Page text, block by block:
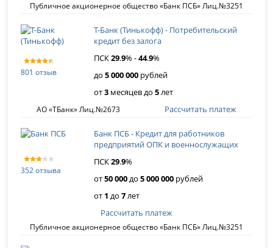
Публичное акционерное общество «Банк ПСБ» Лиц.№3251
801 отзыв
Т-Банк (Тинькофф) - Потребительский
кредит без залога
ПСК29.9% -44.9%
до5 000 000 рублей
от3 месяцев до5лет
АО «ТБанк» Лиц.№2673 Рассчитать платеж
352 отзыва
Банк ПСБ - Кредит для работников
предприятий ОПК и военнослужащих
ПСК29.9%
от50 000до5 000 000 рублей
от 1 до7лет
Публичное акционерное общество «Банк ПСБ» Лиц.№3251
Рассчитать платеж